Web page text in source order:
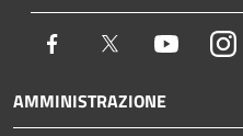
Facebook Twitter Youtube
AMMINISTRAZIONE